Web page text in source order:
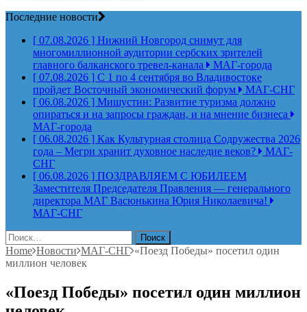
Последние новости
[ 07.08.2026 ] Нижний Новгород снимут для
многомиллионной аудитории сербских зрителей
главного балканского тревел-канала
МАГ-города
[ 07.08.2026 ] С 1 по 4 сентября во Владивостоке
пройдет Восточный экономический форум
МАГ-СНГ
[ 06.08.2026 ] Мишустин: Развитие туризма должно
опираться и на запросы граждан, и на мнение бизнеса
МАГ-города
[ 06.08.2026 ] Как Культурная столица Содружества 2026
года – Мегри хранит духовное наследие веков?
МАГ-
СНГ
[ 06.08.2026 ] ПОЗДРАВЛЯЕМ С ЮБИЛЕЕМ
Заместителя Председателя Правления — генерального
директора МАГ Васюнькина Юрия Николаевича!
МАГ-СНГ
Найти:
Home Новости МАГ-СНГ «Поезд Победы» посетил один
миллион человек
«Поезд Победы» посетил один миллион